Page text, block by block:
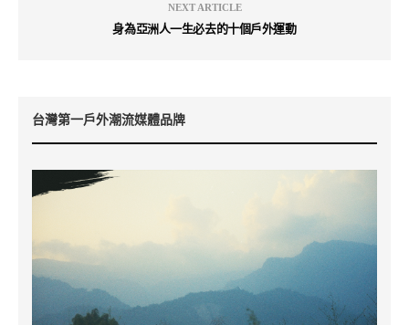
NEXT ARTICLE
身為亞洲人一生必去的十個戶外運動
台灣第一戶外潮流媒體品牌